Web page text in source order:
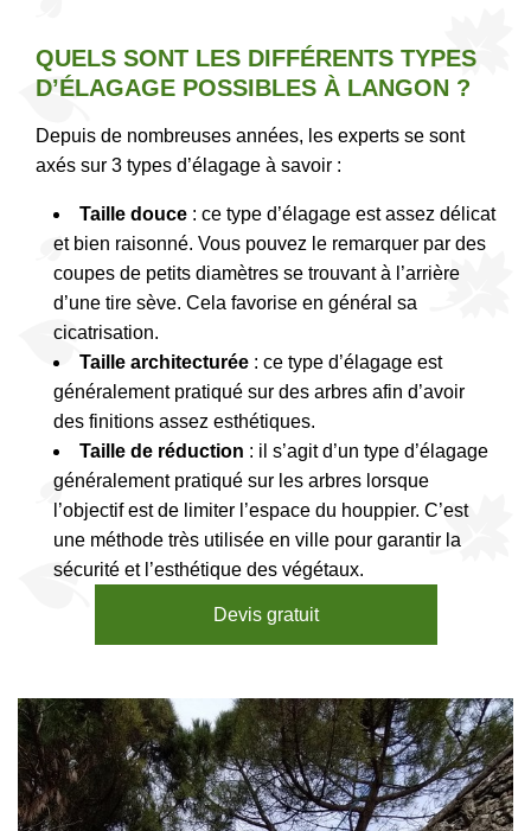
QUELS SONT LES DIFFÉRENTS TYPES
D’ÉLAGAGE POSSIBLES À LANGON ?
Depuis de nombreuses années, les experts se sont
axés sur 3 types d’élagage à savoir :
Taille douce : ce type d’élagage est assez délicat
et bien raisonné. Vous pouvez le remarquer par des
coupes de petits diamètres se trouvant à l’arrière
d’une tire sève. Cela favorise en général sa
cicatrisation.
Taille architecturée : ce type d’élagage est
généralement pratiqué sur des arbres afin d’avoir
des finitions assez esthétiques.
Taille de réduction : il s’agit d’un type d’élagage
généralement pratiqué sur les arbres lorsque
l’objectif est de limiter l’espace du houppier. C’est
une méthode très utilisée en ville pour garantir la
sécurité et l’esthétique des végétaux.
Devis gratuit